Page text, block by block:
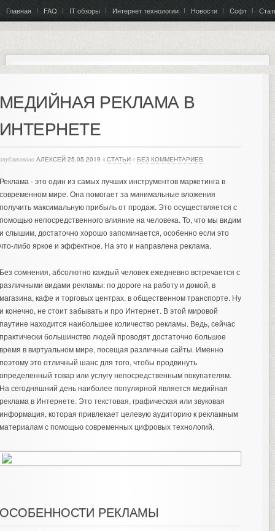
Главная FAQ IT обзоры Интернет технологии Новости Софт
РЕКЛАМА В
АЛЕКСЕЙ 25.05.2019 в СТАТЬИ с БЕЗ КОММЕНТАРИЕВ
- это один из самых лучших инструментов маркетинга в
мире. Она помогает за минимальные вложения
максимальную прибыль от продаж. Это осуществляется с
непосредственного влияние на человека. То, что мы видим
слышим, достаточно хорошо запоминается, особенно если это
либо яркое и эффектное. На это и направлена реклама.
сомнения, абсолютно каждый человек ежедневно встречается с
видами рекламы: по дороге на работу и домой, в
кафе и торговых центрах, в общественном транспорте. Ну
конечно, не стоит забывать и про Интернет. В этой мировой
находится наибольшее количество рекламы. Ведь, сейчас
большинство людей проводят достаточно большое
в виртуальном мире, посещая различные сайты. Именно
это отличный шанс для того, чтобы продвинуть
товар или услугу непосредственным покупателям.
сегодняшний день наиболее популярной является медийная
в Интернете. Это текстовая, графическая или звуковая
которая привлекает целевую аудиторию к рекламным
с помощью современных цифровых технологий.
РЕКЛАМЫ